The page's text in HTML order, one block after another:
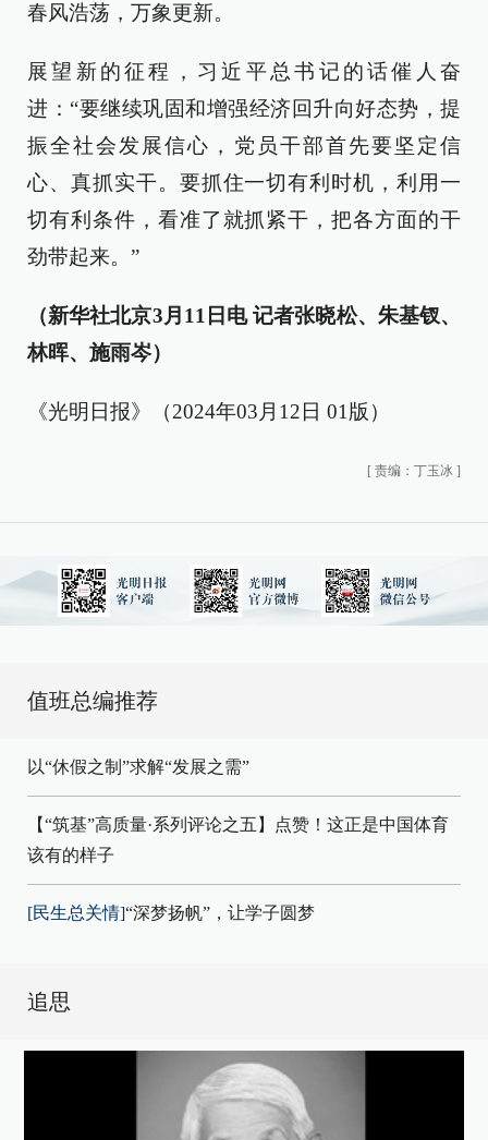
春风浩荡，万象更新。
展望新的征程，习近平总书记的话催人奋
进：“要继续巩固和增强经济回升向好态势，提
振全社会发展信心，党员干部首先要坚定信
心、真抓实干。要抓住一切有利时机，利用一
切有利条件，看准了就抓紧干，把各方面的干
劲带起来。”
（新华社北京3月11日电 记者张晓松、朱基钗、
林晖、施雨岑）
《光明日报》（2024年03月12日 01版）
[ 责编：丁玉冰 ]
值班总编推荐
以“休假之制”求解“发展之需”
【“筑基”高质量·系列评论之五】点赞！这正是中国体育
该有的样子
[民生总关情]“深梦扬帆”，让学子圆梦
追思